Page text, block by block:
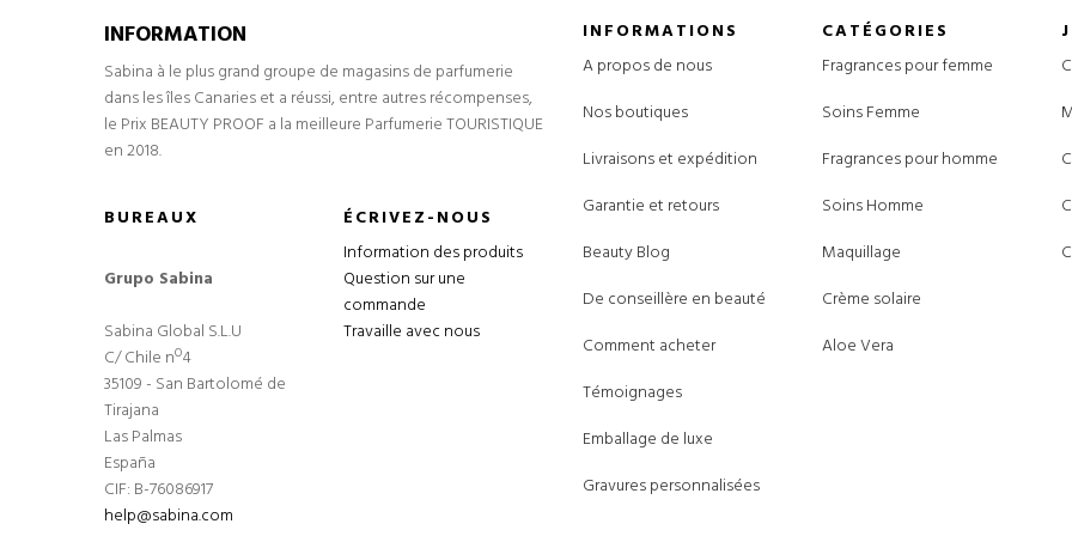
INFORMATION
Sabina à le plus grand groupe de magasins de parfumerie
dans les îles Canaries et a réussi, entre autres récompenses,
le Prix BEAUTY PROOF a la meilleure Parfumerie TOURISTIQUE
en 2018.
BUREAUX
Grupo Sabina
Sabina Global S.L.U
C/ Chile nº4
35109 - San Bartolomé de
Tirajana
Las Palmas
España
CIF: B-76086917
help@sabina.com
ÉCRIVEZ-NOUS
Information des produits
Question sur une
commande
Travaille avec nous
INFORMATIONS
A propos de nous
Nos boutiques
Livraisons et expédition
Garantie et retours
Beauty Blog
De conseillère en beauté
Comment acheter
Témoignages
Emballage de luxe
Gravures personnalisées
CATÉGORIES
Fragrances pour femme
Soins Femme
Fragrances pour homme
Soins Homme
Maquillage
Crème solaire
Aloe Vera